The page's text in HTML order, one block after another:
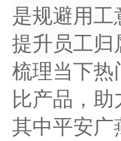
是规避用
提升员工归
梳理当下热
比产品，
其中平安广